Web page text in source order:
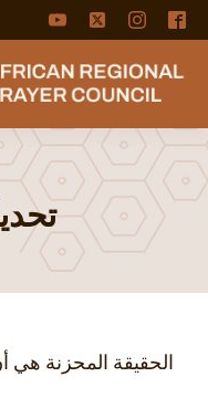
الحقيقة المحزنة هي